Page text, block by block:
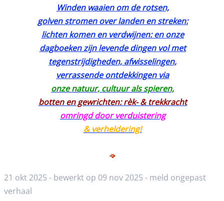
Winden waaien om de rotsen,
golven stromen over landen en streken:
lichten komen en verdwijnen: en onze
dagboeken zijn levende dingen vol met
tegenstrijdigheden, afwisselingen,
verrassende ontdekkingen via
onze natuur, cultuur als spieren,
botten en gewrichten: rèk- & trekkracht
omringd door verduistering
& verheldering!
21 okt 2025 - bewerkt op 09 nov 2025 - meld ongepast
verhaal